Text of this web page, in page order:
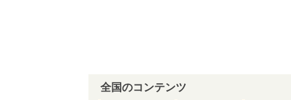
全国のコンテンツ